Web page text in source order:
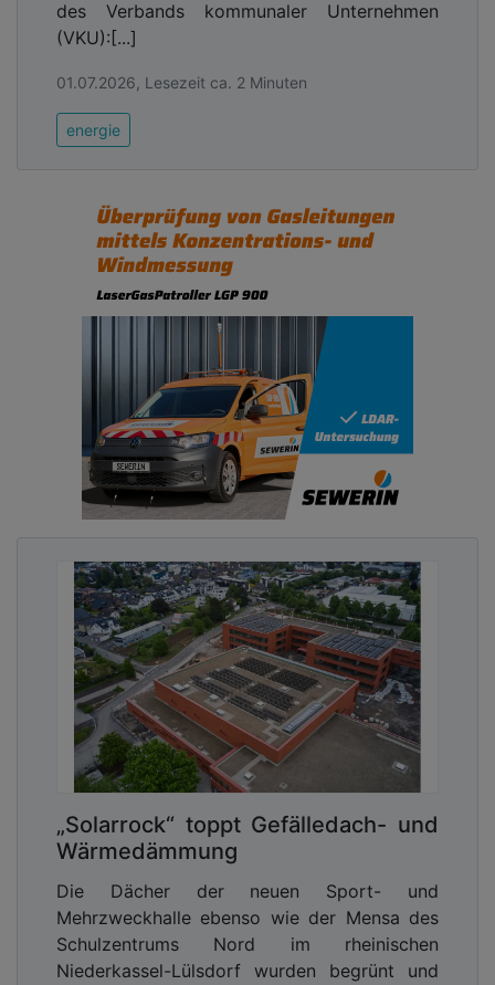
des Verbands kommunaler Unternehmen
(VKU):[...]
01.07.2026, Lesezeit ca. 2 Minuten
energie
„Solarrock“ toppt Gefälledach- und
Wärmedämmung
Die Dächer der neuen Sport- und
Mehrzweckhalle ebenso wie der Mensa des
Schulzentrums Nord im rheinischen
Niederkassel-Lülsdorf wurden begrünt und